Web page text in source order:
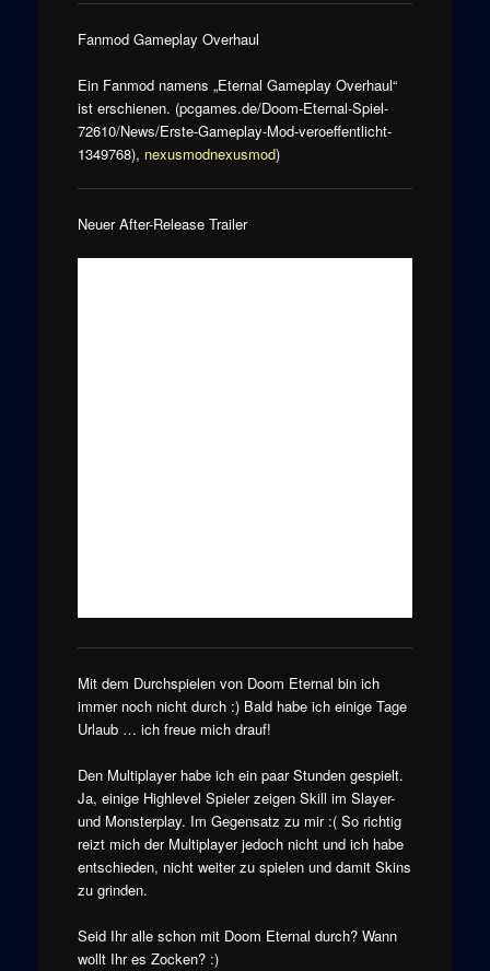
Fanmod Gameplay Overhaul
Ein Fanmod namens „Eternal Gameplay Overhaul“
ist erschienen. (pcgames.de/Doom-Eternal-Spiel-
72610/News/Erste-Gameplay-Mod-veroeffentlicht-
1349768), nexusmodnexusmod)
Neuer After-Release Trailer
Mit dem Durchspielen von Doom Eternal bin ich
immer noch nicht durch :) Bald habe ich einige Tage
Urlaub … ich freue mich drauf!
Den Multiplayer habe ich ein paar Stunden gespielt.
Ja, einige Highlevel Spieler zeigen Skill im Slayer-
und Monsterplay. Im Gegensatz zu mir :( So richtig
reizt mich der Multiplayer jedoch nicht und ich habe
entschieden, nicht weiter zu spielen und damit Skins
zu grinden.
Seid Ihr alle schon mit Doom Eternal durch? Wann
wollt Ihr es Zocken? :)